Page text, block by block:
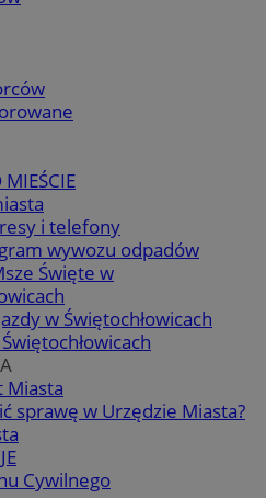
MIEŚCIE
i telefony
wywozu odpadów
Święte w
w Świętochłowicach
Miasta
sprawę w Urzędzie Miasta?
Cywilnego